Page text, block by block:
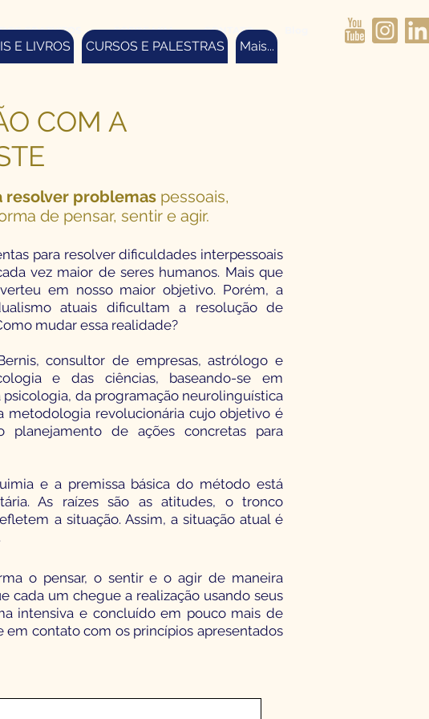
GRATUITOS SOBRE MIM CONTATO
E LIVROS CURSOS E PALESTRAS Mais...
COM A
resolver problemaspessoais,
de pensar, sentir e agir.
para resolver dificuldades interpessoais
vez maior de seres humanos. Mais que
em nosso maior objetivo. Porém, a
atuais dificultam a resolução de
mudar essa realidade?
consultor de empresas, astrólogo e
e das ciências, baseando-se em
da programação neurolinguística
metodologia revolucionária cujo objetivo é
de ações concretas para
e a premissa básica do método está
As raízes são as atitudes, o tronco
a situação. Assim, a situação atual é
o pensar, o sentir e o agir de maneira
cada um chegue a realização usando seus
intensiva e concluído em pouco mais de
em contato com os princípios apresentados